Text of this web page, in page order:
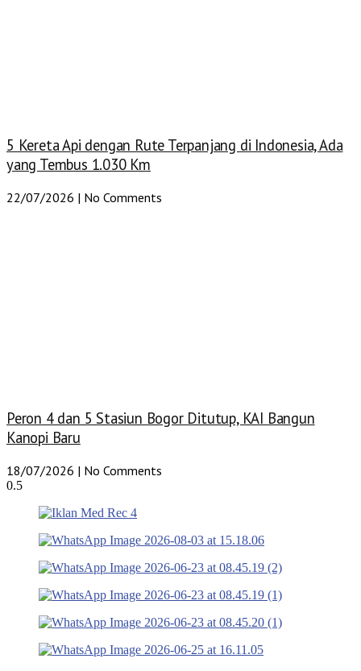
5 Kereta Api dengan Rute Terpanjang di Indonesia, Ada
yang Tembus 1.030 Km
22/07/2026 No Comments
Peron 4 dan 5 Stasiun Bogor Ditutup, KAI Bangun
Kanopi Baru
18/07/2026 No Comments